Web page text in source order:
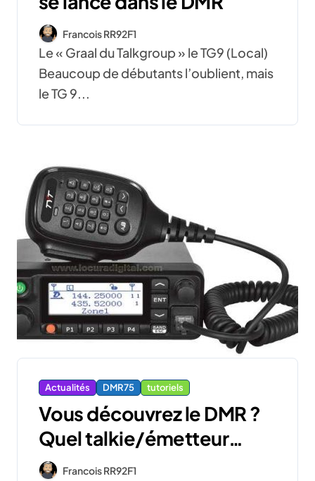
Francois RR92F1
Le « Graal du Talkgroup » le TG9 (Local)
Beaucoup de débutants l’oublient, mais
le TG 9...
Actualités DMR75 tutoriels
Vous découvrez le DMR ?
Quel talkie/émetteur
choisir ?
Francois RR92F1